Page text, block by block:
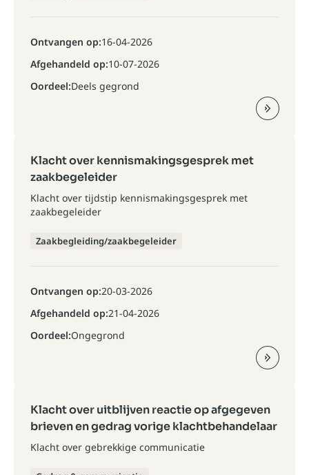
Ontvangen op:16-04-2026
Afgehandeld op:10-07-2026
Oordeel:Deels gegrond
Klacht over kennismakingsgesprek met
zaakbegeleider
Klacht over tijdstip kennismakingsgesprek met
zaakbegeleider
Zaakbegleiding/zaakbegeleider
Ontvangen op:20-03-2026
Afgehandeld op:21-04-2026
Oordeel:Ongegrond
Klacht over uitblijven reactie op afgegeven
brieven en gedrag vorige klachtbehandelaar
Klacht over gebrekkige communicatie